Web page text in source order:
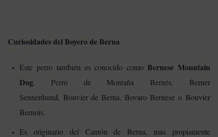
Curiosidades del Boyero de Berna
Este perro también es conocido como Bernese Mountain
Dog, Perro de Montaña Bernés, Berner
Sennenhund, Bouvier de Berna, Bovaro Bernese o Bouvier
Bernois.
Es originario del Cantón de Berna, más propiamente